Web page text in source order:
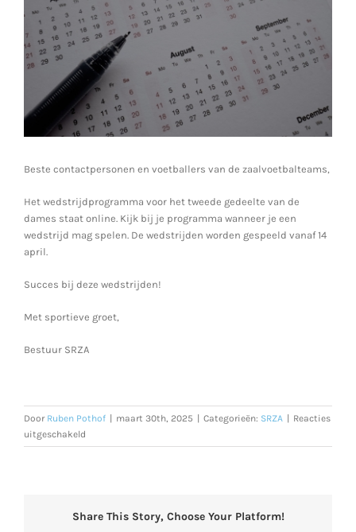
Beste contactpersonen en voetballers van de zaalvoetbalteams,
Het wedstrijdprogramma voor het tweede gedeelte van de
dames staat online. Kijk bij je programma wanneer je een
wedstrijd mag spelen. De wedstrijden worden gespeeld vanaf 14
april.
Succes bij deze wedstrijden!
Met sportieve groet,
Bestuur SRZA
Door Ruben Pothof maart 30th, 2025 Categorieën: SRZA
Reacties
uitgeschakeld
Dames
B
Share This Story, Choose Your Platform!